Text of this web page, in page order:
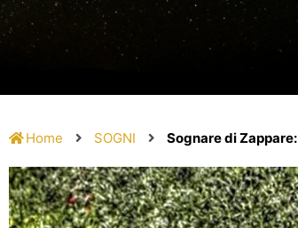
Home SOGNI Sognare di